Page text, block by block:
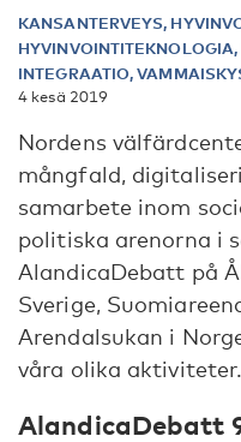
KANSANTERVEYS,
INTEGRAATIO,
4 kesä 2019
Nordens
mångfald,
samarbete inom
politiska arenorna i
AlandicaDebatt på
Sverige,
Arendalsukan i
våra olika aktiviteter.
AlandicaDebatt